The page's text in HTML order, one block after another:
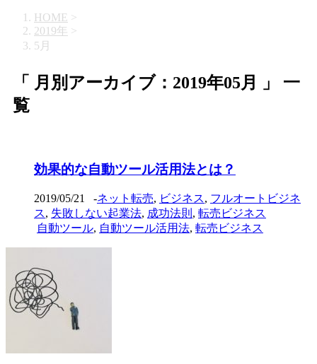
HOME >
2019年 >
5月
「 月別アーカイブ：2019年05月 」 一
覧
効果的な自動ツール活用法とは？
2019/05/21 -ネット転売, ビジネス, フルオートビジネ
ス, 失敗しない起業法, 成功法則 , 転売ビジネス
自動ツール, 自動ツール活用法, 転売ビジネス